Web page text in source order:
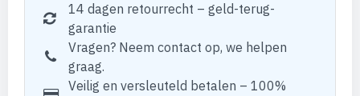
14 dagen retourrecht – geld-terug-
garantie
Vragen? Neem contact op, we helpen
graag.
Veilig en versleuteld betalen – 100%